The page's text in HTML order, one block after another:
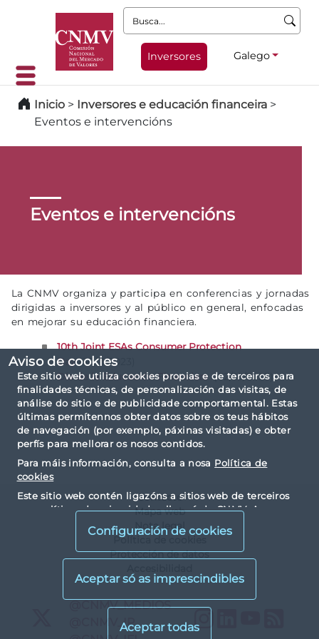
Aviso de cookies
Este sitio web utiliza cookies propias e de terceiros para
finalidades técnicas, de personalización das visitas, de
análise do sitio e de publicidade comportamental. Estas
últimas permítennos obter datos sobre os teus hábitos
de navegación (por exemplo, páxinas visitadas) e obter
perfís para mellorar os nosos contidos.
Para máis información, consulta a nosa Política de
cookies
Este sitio web contén ligazóns a sitios web de terceiros
con políticas de privacidade alleas á da CNMV. Ao
instaladas por terceiros e as súas políticas de privacidade
Configuración de cookies
Busca:
Inversores Galego
Inicio > Inversores e educación financeira >
Eventos e intervencións
Eventos e intervencións
La CNMV organiza y participa en conferencias y jornadas
dirigidas a inversores y al público en general, enfocadas
en mejorar su educación financiera.
10th Joint ESAs Consumer Protection
Day(30/11/2023)
Día de la Educación Financiera (02/10/2023)
Contacto
Mapa web
Nota legal
Política de cookies
Protección de datos
X@CNMV_MEDIOS
@CNMV_IP